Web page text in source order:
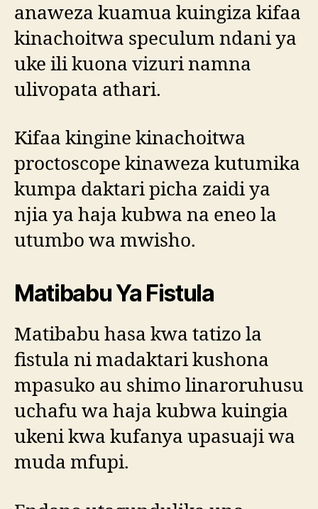
anaweza kuamua kuingiza kifaa
kinachoitwa speculum ndani ya
uke ili kuona vizuri namna
ulivopata athari.
Kifaa kingine kinachoitwa
proctoscope kinaweza kutumika
kumpa daktari picha zaidi ya
njia ya haja kubwa na eneo la
utumbo wa mwisho.
Matibabu Ya Fistula
Matibabu hasa kwa tatizo la
fistula ni madaktari kushona
mpasuko au shimo linaroruhusu
uchafu wa haja kubwa kuingia
ukeni kwa kufanya upasuaji wa
muda mfupi.